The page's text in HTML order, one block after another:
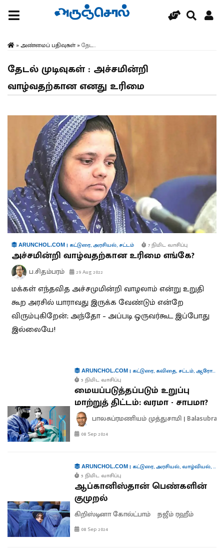
» அண்மைப் பதிவுகள்» தேட...
தேடல் முடிவுகள் : அச்சமின்றி
வாழ்வதற்கான எனது உரிமை
ARUNCHOL.COM | கட்டுரை,அரசியல், சட்டம் 7 நிமிட வாசிப்பு
அச்சமின்றி வாழ்வதற்கான உரிமை எங்கே?
ப.சிதம்பரம் 29 Aug 2022
மக்கள் எந்தவித அச்சமுமின்றி வாழலாம் என்று உறுதி
கூற அரசில் யாராவது இருக்க வேண்டும் என்றே
விரும்புகிறேன்; அந்தோ – அப்படி ஒருவர்கூட இப்போது
இல்லையே!
ARUNCHOL.COM| கட்டுரை, கவிதை, சட்டம்,ஆரோக்கியம்
5 நிமிட வாசிப்பு
மையப்படுத்தப்படும் உறுப்பு
மாற்றுத் திட்டம்: வரமா - சாபமா?
பாலசுப்ரமணியம் முத்துசாமி |
08 Sep 2024
ARUNCHOL.COM| கட்டுரை,அரசியல், வாழ்வியல்,
5 நிமிட வாசிப்பு
ஆப்கானிஸ்தான் பெண்களின்
குமுறல்
கிறிஸ்டினா கோல்ட்பாம் நஜீம் ரஹீம்
08 Sep 2024